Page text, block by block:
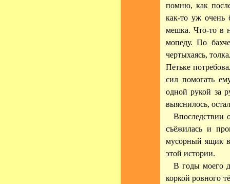
помню, как
как-то уж очень
мешка. Что-то в
мопеду. По
чертыхаясь,
Петьке
сил помогать
одной рукой за
выяснилось,
Впоследствии
съёжилась и
мусорный ящик
этой истории.
В годы моего
коркой ровного